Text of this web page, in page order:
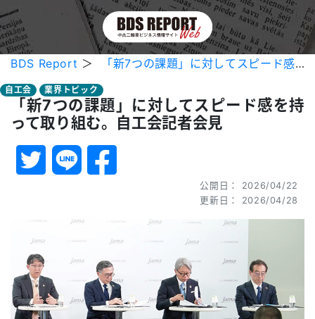
BDS Report ＞ 「新7つの課題」に対してスピード感を持って取り組む。自工会記者会見
自工会 業界トピック
「新7つの課題」に対してスピード感を持
って取り組む。自工会記者会見
公開日： 2026/04/22
更新日： 2026/04/28